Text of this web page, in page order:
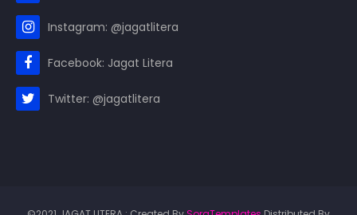
Instagram: @jagatlitera
Facebook: Jagat Litera
Twitter: @jagatlitera